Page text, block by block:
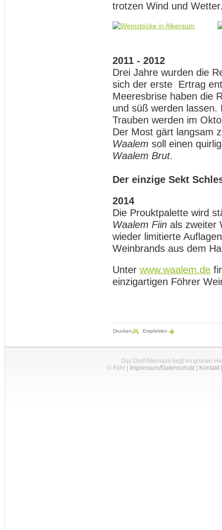
trotzen Wind und
2011 - 2012
Drei Jahre wurden die
sich der erste Ertrag
Meeresbrise haben die
und süß werden lassen.
Trauben werden im
Der Most gärt langsam
Waalem soll einen
Waalem Brut.
Der einzige Sekt
2014
Die Prouktpalette wird
Waalem Fiin als zweiter
wieder limitierte
Weinbrands aus dem
Unter www.waalem.de
einzigartigen Föhrer
Drucken Empfehlen
Das Dorf Alkersum liegt im grünen
© Föhr| Impressum/Datenschutz| Kontakt